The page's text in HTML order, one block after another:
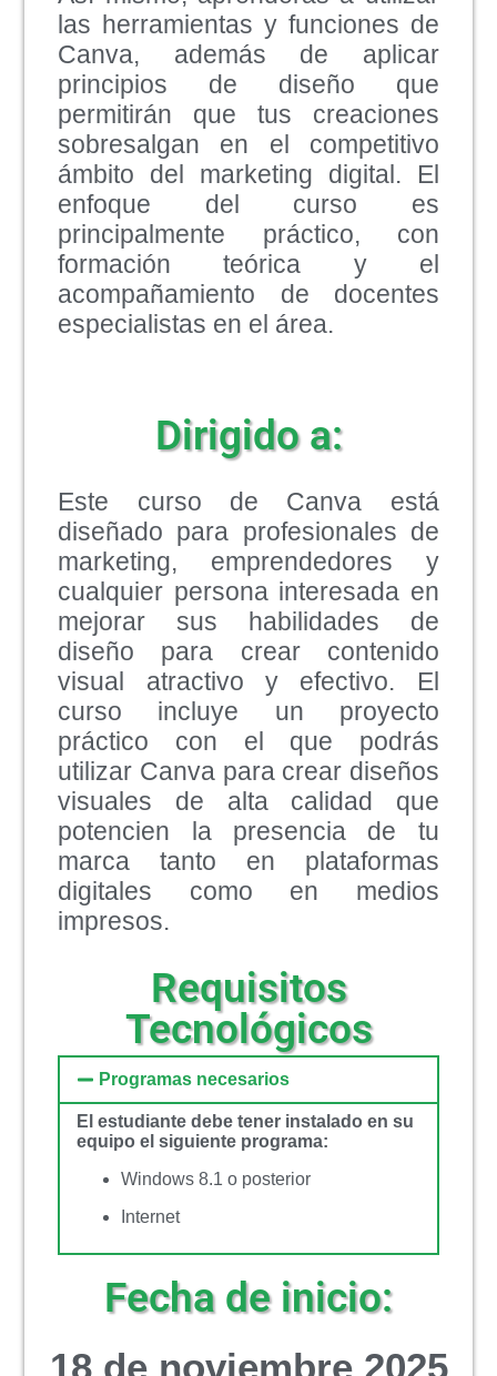
las herramientas y funciones de
Canva, además de aplicar
principios de diseño que
permitirán que tus creaciones
sobresalgan en el competitivo
ámbito del marketing digital. El
enfoque del curso es
principalmente práctico, con
formación teórica y el
acompañamiento de docentes
especialistas en el área.
Dirigido a:
Este curso de Canva está
diseñado para profesionales de
marketing, emprendedores y
cualquier persona interesada en
mejorar sus habilidades de
diseño para crear contenido
visual atractivo y efectivo. El
curso incluye un proyecto
práctico con el que podrás
utilizar Canva para crear diseños
visuales de alta calidad que
potencien la presencia de tu
marca tanto en plataformas
digitales como en medios
impresos.
Requisitos
Tecnológicos
Programas necesarios
El estudiante debe tener instalado en su
equipo el siguiente programa:
Windows 8.1 o posterior
Internet
Fecha de inicio:
18 de noviembre 2025